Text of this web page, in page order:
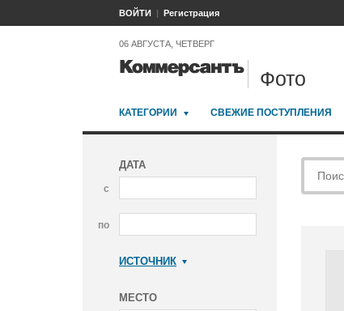
ВОЙТИ Регистрация
06 АВГУСТА, ЧЕТВЕРГ
Фото
КАТЕГОРИИ СВЕЖИЕ ПОСТУПЛЕНИЯ
ДАТА
с
по
ИСТОЧНИК
МЕСТО